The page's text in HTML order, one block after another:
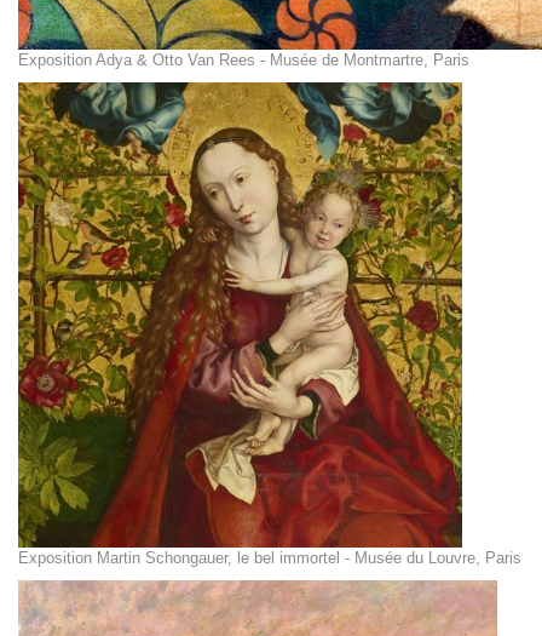
Exposition Adya & Otto Van Rees - Musée de Montmartre, Paris
Exposition Martin Schongauer, le bel immortel - Musée du Louvre, Paris